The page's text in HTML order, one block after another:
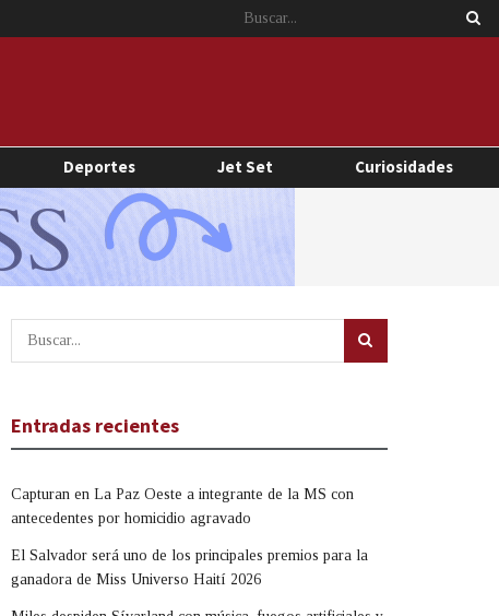
Deportes Jet Set Curiosidades
Entradas recientes
Capturan en La Paz Oeste a integrante de la MS con
antecedentes por homicidio agravado
El Salvador será uno de los principales premios para la
ganadora de Miss Universo Haití 2026